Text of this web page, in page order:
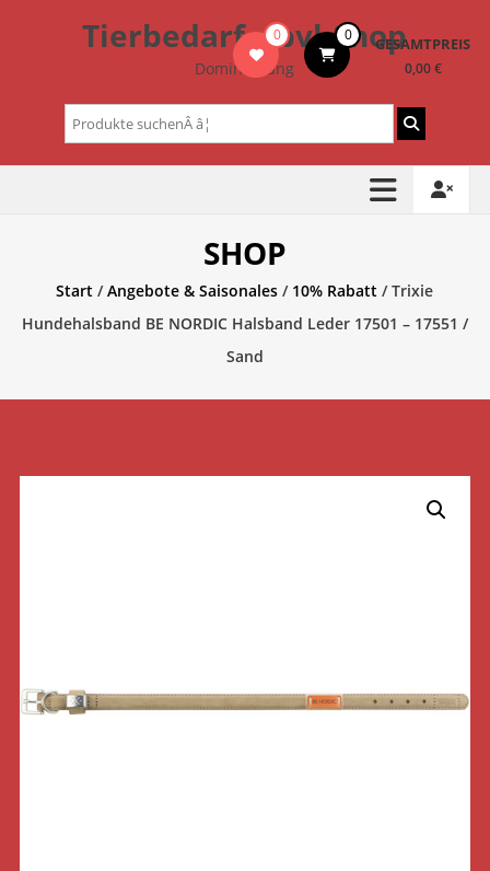
Tierbedarf – bvl-Shop
Dominik Lang
0 0 GESAMTPREIS
0,00 €
Suchen
nach:
SHOP
Start /Angebote & Saisonales / 10% Rabatt / Trixie
Hundehalsband BE NORDIC Halsband Leder 17501 – 17551 /
Sand